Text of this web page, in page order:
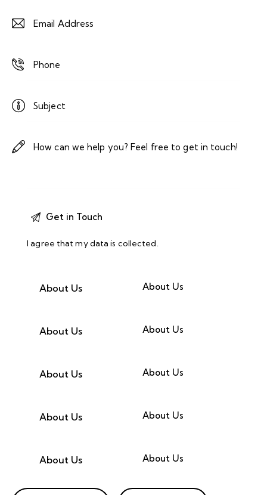
I agree that my data is collected.
About Us About Us
About Us About Us
About Us About Us
About Us About Us
About Us About Us